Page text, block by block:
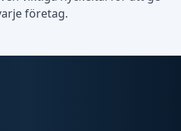
företag.